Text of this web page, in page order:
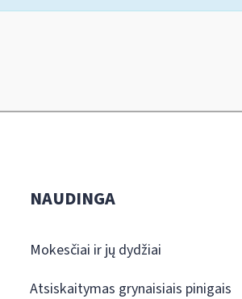
NAUDINGA
Mokesčiai ir jų dydžiai
Atsiskaitymas grynaisiais pinigais